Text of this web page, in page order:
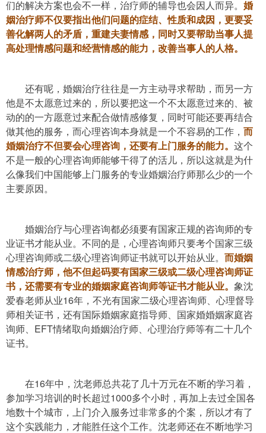
们的解决方案也会不一样，治疗师的辅导也会因人而异。 婚
姻治疗师不仅要指出他们问题的症结、性质和成因，更要妥
善化解两人的矛盾，重建夫妻情感，同时又要帮助当事人提
高处理情感问题和经营情感的能力，改善当事人的人格。
还有呢，婚姻治疗往往是一方主动寻求帮助，而另一方
他是不太愿意过来的，所以要把这一个不太愿意过来的、被
动的的一方愿意过来配合做情感修复，同时可能还要再结合
做其他的服务，而心理咨询本身就是一个不容易的工作， 而
婚姻治疗不但要会心理咨询，还要有上门服务的能力。 这个
不是一般的心理咨询师能够干得了的活儿，所以这就是为什
么像我们中国能够上门服务的专业婚姻治疗师那么少的一个
主要原因。
婚姻治疗与心理咨询都必须要有国家正规的咨询师的专
业证书才能从业。不同的是，心理咨询师只要考个国家三级
心理咨询师或二级心理咨询师证书就可以开始从业。 而婚姻
情感治疗师，他不但起码要有国家三级或二级心理咨询师证
书，还需要有专业的婚姻家庭咨询师等证书才能从业。 象沈
爱春老师从业16年，不光有国家二级心理咨询师、心理督导
师相关证书，还有国际婚姻家庭指导师、国家婚婚姻家庭咨
询师、 EFT情绪取向婚姻治疗师、心理治疗师等有二十几个
证书。
在16年中，沈老师总共花了几十万元在不断的学习着，
参加学习培训的时长超过1000多个小时，再加上去过全国各
地数十个城市，上门介入服务过非常多的个案，所以才有了
这个实践能力，才能胜任这个工作。沈老师还在不断地学习